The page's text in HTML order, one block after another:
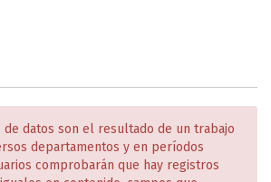
de datos son el resultado de un trabajo
departamentos y en períodos
comprobarán que hay registros